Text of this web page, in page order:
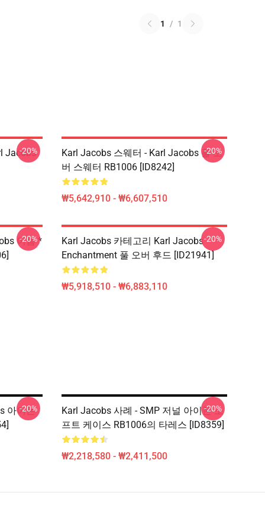
1 / 1
Jacobs
-20%
Karl Jacobs 스웨터 - Karl Jacobs 풀 오
버 스웨터 RB1006 [ID8242]
₩5,642,910 - ₩6,607,510
-20%
이름 *
-20%
Karl Jacobs 카테고리 Karl Jacobs
Enchantment 풀 오버 후드 [ID21941]
₩5,918,510 - ₩6,883,110
-20%
아이폰
-20%
Karl Jacobs 사례 - SMP 저널 아이폰 소
프트 케이스 RB1006의 타레스 [ID8359]
₩2,218,580 - ₩2,411,500
-20%